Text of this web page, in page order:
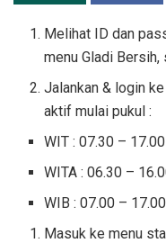
Melihat ID dan
menu Gladi
Jalankan & login
aktif mulai pukul :
WIT : 07.30 –
WITA : 06.30 –
WIB : 07.00 –
Masuk ke menu